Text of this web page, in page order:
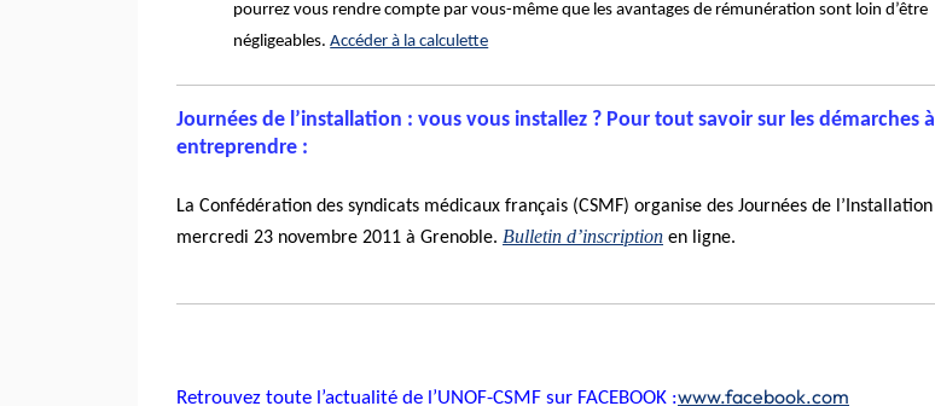
pourrez vous rendre compte par vous-même que les avantages de rémunération sont loin d’être
négligeables.Accéder à la calculette
Journées de l’installation : vous vous installez ? Pour tout savoir sur les démarches à
entreprendre :
La Confédération des syndicats médicaux français (CSMF) organise des Journées de l’Installation
mercredi 23 novembre 2011 à Grenoble. Bulletin d’inscription en ligne.
Retrouvez toute l’actualité de l’UNOF-CSMF sur FACEBOOK :www.facebook.com